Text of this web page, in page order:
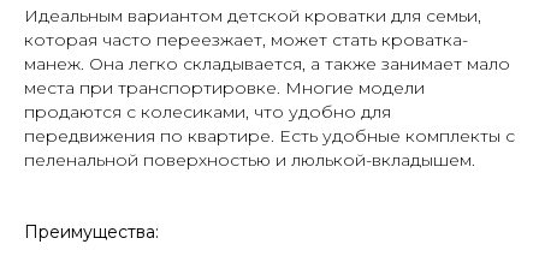
Идеальным вариантом детской кроватки для семьи,
которая часто переезжает, может стать кроватка-
манеж. Она легко складывается, а также занимает мало
места при транспортировке. Многие модели
продаются с колесиками, что удобно для
передвижения по квартире. Есть удобные комплекты с
пеленальной поверхностью и люлькой-вкладышем.
Преимущества: